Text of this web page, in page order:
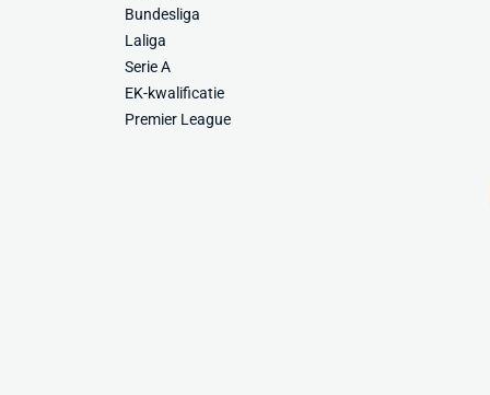
Bundesliga
Laliga
Serie A
EK-kwalificatie
Premier League